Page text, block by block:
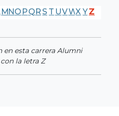
MNO PQR S T UVWX YZ
en esta carrera Alumni
la letra Z